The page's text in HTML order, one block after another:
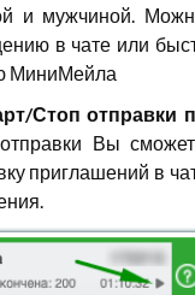
и мужчиной.
в чате или
МиниМейла
Стоп отправки
Вы
приглашений в